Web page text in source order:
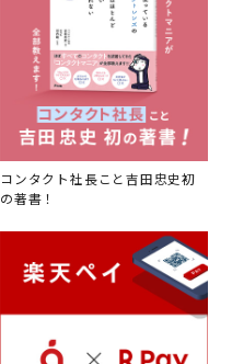
コンタクト社長こと吉田忠史初
の著書！